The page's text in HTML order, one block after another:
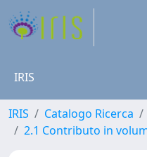
IRIS
IRIS Catalogo Ricerca
2.1 Contributo in